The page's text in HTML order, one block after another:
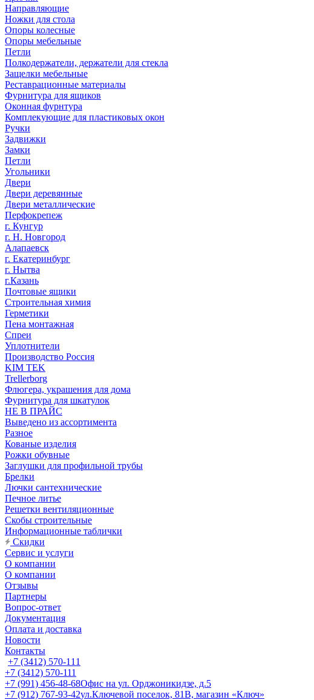
Направляющие
Ножки для стола
Опоры колесные
Опоры мебельные
Петли
Полкодержатели, держатели для стекла
Защелки мебельные
Реставрационные материалы
Фурнитура для ящиков
Оконная фурнтура
Комплекующие для пластиковых окон
Ручки
Задвижки
Замки
Петли
Угольники
Двери
Двери деревянные
Двери металлические
Перфокрепеж
г. Кунгур
г. Н. Новгород
Алапаевск
г. Екатеринбург
г. Нытва
г.Казань
Почтовые ящики
Строительная химия
Герметики
Пена монтажная
Спреи
Уплотнители
Производство Россия
KIM TEK
Trellerborg
Флюгера, украшения для дома
Фурнитура для шкатулок
НЕ В ПРАЙС
Выведено из ассортимента
Разное
Кованые изделия
Рожки обувные
Заглушки для профильной трубы
Брелки
Лючки сантехнические
Печное литье
Решетки вентиляционные
Скобы строительные
Информационные таблички
Скидки
Сервис и услуги
О компании
О компании
Отзывы
Партнеры
Вопрос-ответ
Документация
Оплата и доставка
Новости
Контакты
+7 (3412) 570-111
+7 (3412) 570-111
+7 (991) 456-48-68Офис на ул. Орджоникидзе, д.5
+7 (912) 767-93-42ул.Ключевой поселок, 81В, магазин «Ключ»